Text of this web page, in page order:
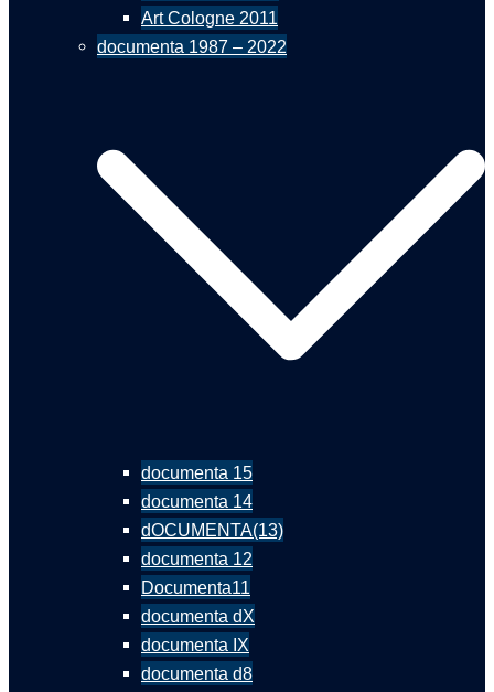
Art Cologne 2011
documenta 1987 – 2022
documenta 15
documenta 14
dOCUMENTA(13)
documenta 12
Documenta11
documenta dX
documenta IX
documenta d8